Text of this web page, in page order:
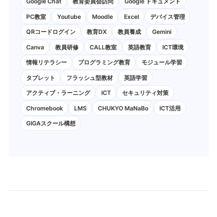
PC教室 Youtube Moodle Excel デバイス管理
QRコードログイン 教育DX 教員養成 Gemini
Canva 教員研修 CALL教室 英語教育 ICT環境
情報リテラシー プログラミング教育 モジュール学習
タブレット フラッシュ型教材 英語学習
アクティブ・ラーニング ICT セキュリティ対策
Chromebook LMS CHUKYO MaNaBo ICT活用
GIGAスクール構想